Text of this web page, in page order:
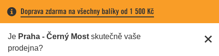
Doprava zdarma na všechny balíky od 1 500 Kč
Je Praha - Černý Most skutečně vaše
prodejna?